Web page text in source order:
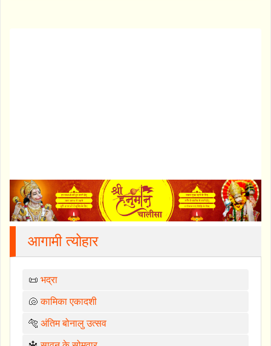
आगामी त्योहार
📜 भद्रा
🐚कामिका एकादशी
🐅 अंतिम बोनालु उत्सव